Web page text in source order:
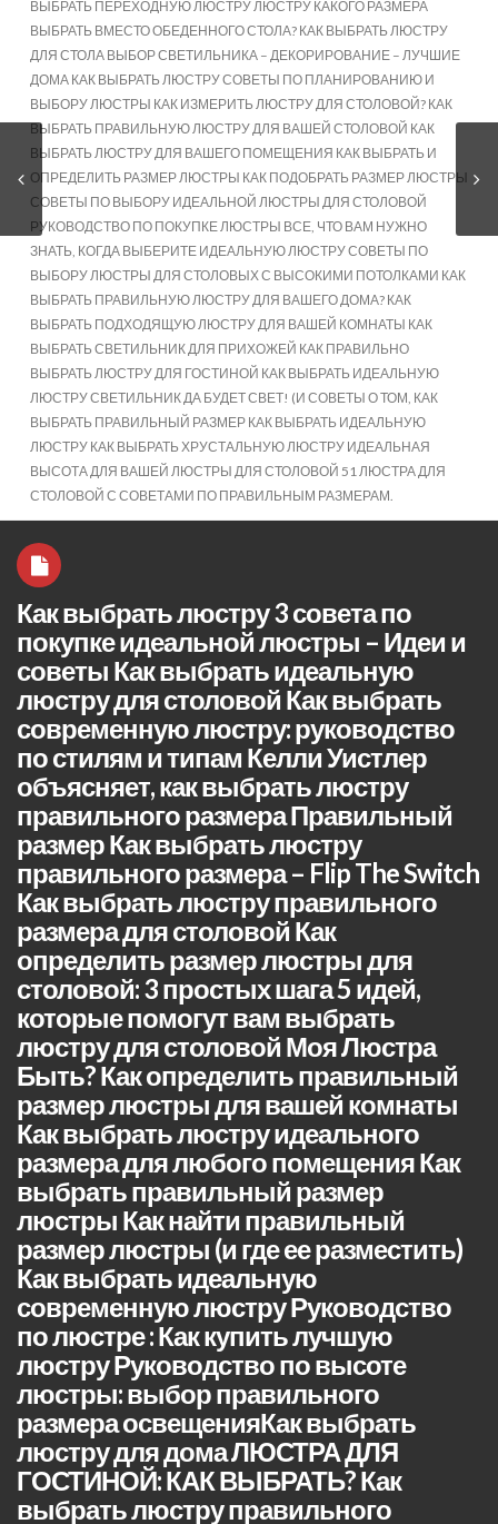
ВЫБРАТЬ ПЕРЕХОДНУЮ ЛЮСТРУ ЛЮСТРУ КАКОГО РАЗМЕРА
ВЫБРАТЬ ВМЕСТО ОБЕДЕННОГО СТОЛА? КАК ВЫБРАТЬ ЛЮСТРУ
ДЛЯ СТОЛА ВЫБОР СВЕТИЛЬНИКА – ДЕКОРИРОВАНИЕ – ЛУЧШИЕ
ДОМА КАК ВЫБРАТЬ ЛЮСТРУ СОВЕТЫ ПО ПЛАНИРОВАНИЮ И
ВЫБОРУ ЛЮСТРЫ КАК ИЗМЕРИТЬ ЛЮСТРУ ДЛЯ СТОЛОВОЙ? КАК
ВЫБРАТЬ ПРАВИЛЬНУЮ ЛЮСТРУ ДЛЯ ВАШЕЙ СТОЛОВОЙ КАК
ВЫБРАТЬ ЛЮСТРУ ДЛЯ ВАШЕГО ПОМЕЩЕНИЯ КАК ВЫБРАТЬ И
ОПРЕДЕЛИТЬ РАЗМЕР ЛЮСТРЫ КАК ПОДОБРАТЬ РАЗМЕР ЛЮСТРЫ
СОВЕТЫ ПО ВЫБОРУ ИДЕАЛЬНОЙ ЛЮСТРЫ ДЛЯ СТОЛОВОЙ
РУКОВОДСТВО ПО ПОКУПКЕ ЛЮСТРЫ ВСЕ, ЧТО ВАМ НУЖНО
ЗНАТЬ, КОГДА ВЫБЕРИТЕ ИДЕАЛЬНУЮ ЛЮСТРУ СОВЕТЫ ПО
ВЫБОРУ ЛЮСТРЫ ДЛЯ СТОЛОВЫХ С ВЫСОКИМИ ПОТОЛКАМИ КАК
ВЫБРАТЬ ПРАВИЛЬНУЮ ЛЮСТРУ ДЛЯ ВАШЕГО ДОМА? КАК
ВЫБРАТЬ ПОДХОДЯЩУЮ ЛЮСТРУ ДЛЯ ВАШЕЙ КОМНАТЫ КАК
ВЫБРАТЬ СВЕТИЛЬНИК ДЛЯ ПРИХОЖЕЙ КАК ПРАВИЛЬНО
ВЫБРАТЬ ЛЮСТРУ ДЛЯ ГОСТИНОЙ КАК ВЫБРАТЬ ИДЕАЛЬНУЮ
ЛЮСТРУ СВЕТИЛЬНИК ДА БУДЕТ СВЕТ! (И СОВЕТЫ О ТОМ, КАК
ВЫБРАТЬ ПРАВИЛЬНЫЙ РАЗМЕР КАК ВЫБРАТЬ ИДЕАЛЬНУЮ
ЛЮСТРУ КАК ВЫБРАТЬ ХРУСТАЛЬНУЮ ЛЮСТРУ ИДЕАЛЬНАЯ
ВЫСОТА ДЛЯ ВАШЕЙ ЛЮСТРЫ ДЛЯ СТОЛОВОЙ 51 ЛЮСТРА ДЛЯ
СТОЛОВОЙ С СОВЕТАМИ ПО ПРАВИЛЬНЫМ РАЗМЕРАМ.
Как выбрать люстру 3 совета по
покупке идеальной люстры – Идеи и
советы Как выбрать идеальную
люстру для столовой Как выбрать
современную люстру: руководство
по стилям и типам Келли Уистлер
объясняет, как выбрать люстру
правильного размера Правильный
размер Как выбрать люстру
правильного размера – Flip The Switch
Как выбрать люстру правильного
размера для столовой Как
определить размер люстры для
столовой: 3 простых шага 5 идей,
которые помогут вам выбрать
люстру для столовой Моя Люстра
Быть? Как определить правильный
размер люстры для вашей комнаты
Как выбрать люстру идеального
размера для любого помещения Как
выбрать правильный размер
люстры Как найти правильный
размер люстры (и где ее разместить)
Как выбрать идеальную
современную люстру Руководство
по люстре : Как купить лучшую
люстру Руководство по высоте
люстры: выбор правильного
размера освещенияКак выбрать
люстру для дома ЛЮСТРА ДЛЯ
ГОСТИНОЙ: КАК ВЫБРАТЬ? Как
выбрать люстру правильного